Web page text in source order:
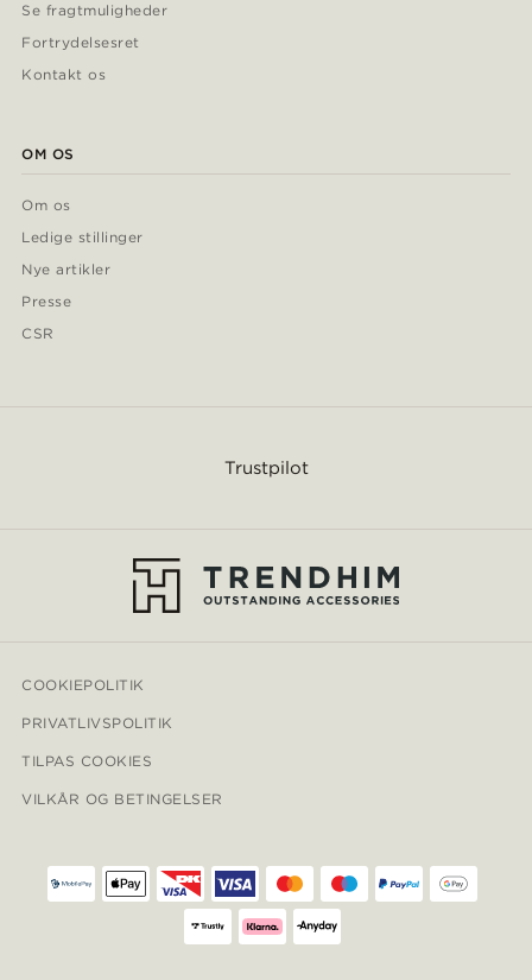
Se fragtmuligheder
Fortrydelsesret
Kontakt os
OM OS
Om os
Ledige stillinger
Nye artikler
Presse
CSR
Trustpilot
COOKIEPOLITIK
PRIVATLIVSPOLITIK
TILPAS COOKIES
VILKÅR OG BETINGELSER